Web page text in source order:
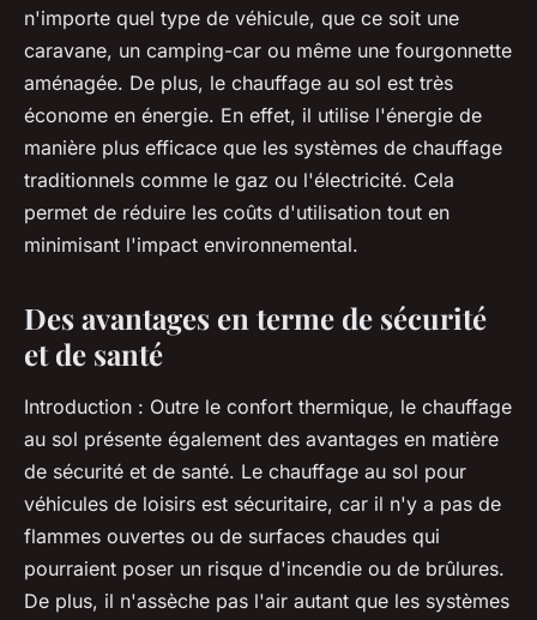
n'importe quel type de véhicule, que ce soit une
caravane, un camping-car ou même une fourgonnette
aménagée. De plus, le chauffage au sol est très
économe en énergie. En effet, il utilise l'énergie de
manière plus efficace que les systèmes de chauffage
traditionnels comme le gaz ou l'électricité. Cela
permet de réduire les coûts d'utilisation tout en
minimisant l'impact environnemental.
Des avantages en terme de sécurité
et de santé
Introduction : Outre le confort thermique, le chauffage
au sol présente également des avantages en matière
de sécurité et de santé. Le chauffage au sol pour
véhicules de loisirs est sécuritaire, car il n'y a pas de
flammes ouvertes ou de surfaces chaudes qui
pourraient poser un risque d'incendie ou de brûlures.
De plus, il n'assèche pas l'air autant que les systèmes